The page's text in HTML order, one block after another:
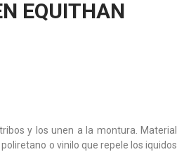
EQUITHAN
y los unen a la montura. Material
o vinilo que repele los iquidos